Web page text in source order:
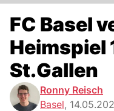
FC Basel
Heimspiel
St.Gallen
Ronny Reisch
Basel,